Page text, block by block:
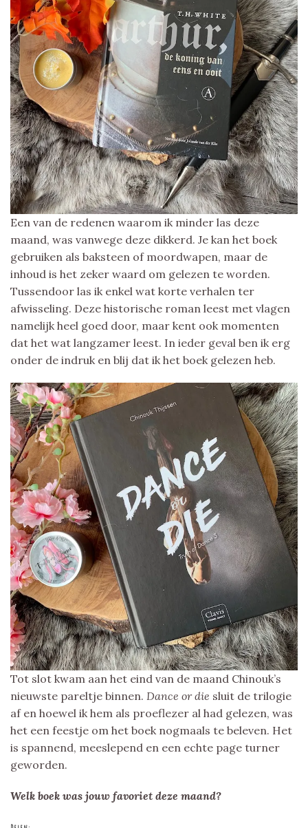
Een van de redenen waarom ik minder las deze
maand, was vanwege deze dikkerd. Je kan het boek
gebruiken als baksteen of moordwapen, maar de
inhoud is het zeker waard om gelezen te worden.
Tussendoor las ik enkel wat korte verhalen ter
afwisseling. Deze historische roman leest met vlagen
namelijk heel goed door, maar kent ook momenten
dat het wat langzamer leest. In ieder geval ben ik erg
onder de indruk en blij dat ik het boek gelezen heb.
Tot slot kwam aan het eind van de maand Chinouk’s
nieuwste pareltje binnen. Dance or die sluit de trilogie
af en hoewel ik hem als proeflezer al had gelezen, was
het een feestje om het boek nogmaals te beleven. Het
is spannend, meeslepend en een echte page turner
geworden.
Welk boek was jouw favoriet deze maand?